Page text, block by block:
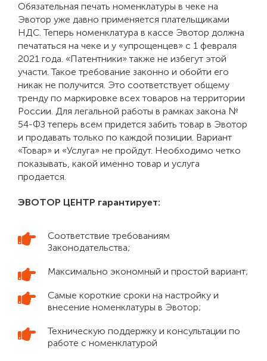
Обязательная печать номенклатуры в чеке на
Эвотор уже давно применяется плательщиками
НДС. Теперь номенклатура в кассе Эвотор должна
печататься на чеке и у «упрощенцев» с 1 февраля
2021 года. «Патентники» также не избегут этой
участи. Такое требование законно и обойти его
никак не получится. Это соответствует общему
тренду по маркировке всех товаров на территории
России. Для легальной работы в рамках закона №
54-ФЗ теперь всем придется забить товар в Эвотор
и продавать только по каждой позиции. Вариант
«Товар» и «Услуга» не пройдут. Необходимо четко
показывать, какой именно товар и услуга
продается.
ЭВОТОР ЦЕНТР гарантирует:
Соответствие требованиям
Законодательства;
Максимально экономный и простой вариант;
Самые короткие сроки на настройку и
внесение номенклатуры в Эвотор;
Техническую поддержку и консультации по
работе с номенклатурой